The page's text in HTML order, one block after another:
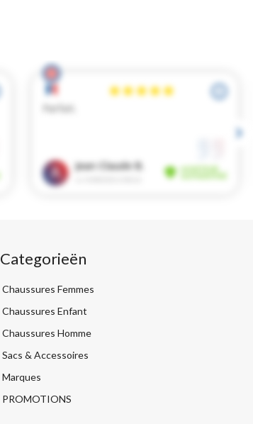
Categorieën
Chaussures Femmes
Chaussures Enfant
Chaussures Homme
Sacs & Accessoires
Marques
PROMOTIONS